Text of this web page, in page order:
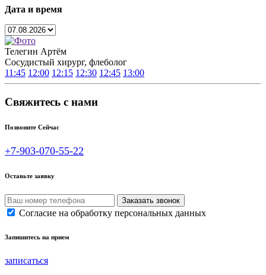
Дата и время
Телегин Артём
Сосудистый хирург, флеболог
11:45 12:00 12:15 12:30 12:45 13:00
Свяжитесь с нами
Позвоните Сейчас
+7-903-070-55-22
Оставьте заявку
Согласие на обработку персональных данных
Запишитесь на прием
записаться